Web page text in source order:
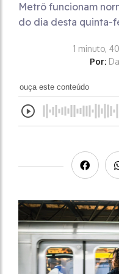
Metrô funcionam
do dia desta quinta-
1 minuto,
Por:
ouça este conteúdo